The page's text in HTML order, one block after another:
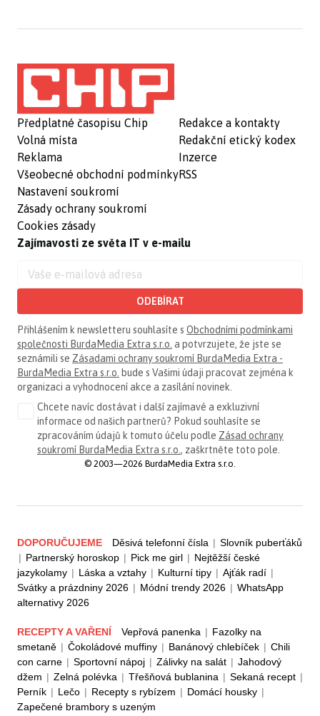
Předplatné časopisu Chip
Volná místa
Reklama
Všeobecné obchodní podmínky
Nastavení soukromí
Zásady ochrany soukromí
Cookies zásady
Redakce a kontakty
Redakční etický kodex
Inzerce
RSS
Zajímavosti ze světa IT v e-mailu
ODEBÍRAT
Přihlášením k newsletteru souhlasíte s Obchodními podmínkami
společnosti BurdaMedia Extra s.r.o. a potvrzujete, že jste se
seznámili se Zásadami ochrany soukromí BurdaMedia Extra -
BurdaMedia Extra s.r.o. bude s Vašimi údaji pracovat zejména k
organizaci a vyhodnocení akce a zasílání novinek.
Chcete navíc dostávat i další zajímavé a exkluzivní
informace od našich partnerů? Pokud souhlasíte se
zpracováním údajů k tomuto účelu podle Zásad ochrany
soukromí BurdaMedia Extra s.r.o. , zaškrtněte toto pole.
© 2003—2026 BurdaMedia Extra s.r.o.
DOPORUČUJEME Děsivá telefonní čísla | Slovník puberťáků
| Partnerský horoskop | Pick me girl | Nejtěžší české
jazykolamy | Láska a vztahy | Kulturní tipy | Ajťák radí |
Svátky a prázdniny 2026 | Módní trendy 2026 | WhatsApp
alternativy 2026
RECEPTY A VAŘENÍ Vepřová panenka | Fazolky na
smetaně | Čokoládové muffiny | Banánový chlebíček | Chili
con carne | Sportovní nápoj | Zálivky na salát | Jahodový
džem | Zelná polévka | Třešňová bublanina | Sekaná recept |
Perník | Lečo | Recepty s rybízem | Domácí housky |
Zapečené brambory s uzeným